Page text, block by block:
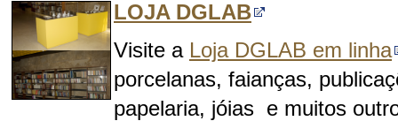
LOJA DGLAB
Visite a Loja DGLAB em linha
porcelanas, faianças,
papelaria, jóias e muitos